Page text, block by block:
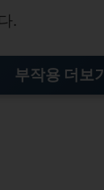
.
부작용 더보기